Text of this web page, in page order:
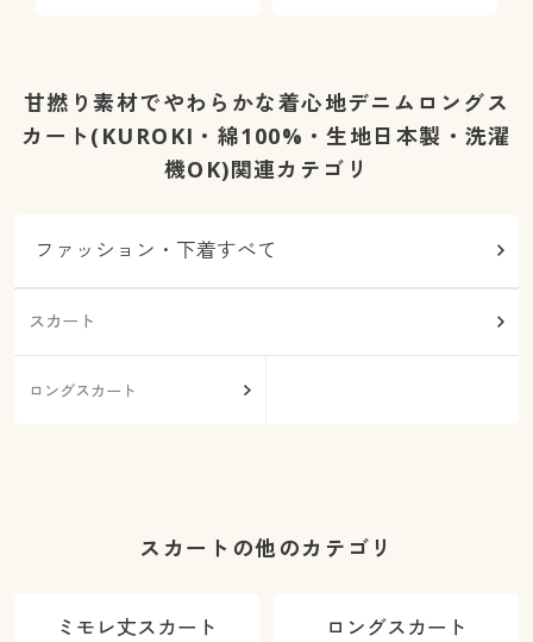
甘撚り素材でやわらかな着心地デニムロングス
カート(KUROKI・綿100%・生地日本製・洗濯
機OK)関連カテゴリ
ファッション・下着すべて
スカート
ロングスカート
スカートの他のカテゴリ
ミモレ丈スカート ロングスカート